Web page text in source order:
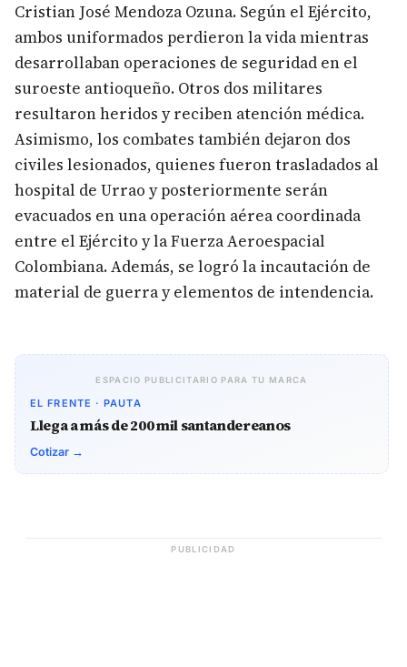
Cristian José Mendoza Ozuna. Según el Ejército,
ambos uniformados perdieron la vida mientras
desarrollaban operaciones de seguridad en el
suroeste antioqueño. Otros dos militares
resultaron heridos y reciben atención médica.
Asimismo, los combates también dejaron dos
civiles lesionados, quienes fueron trasladados al
hospital de Urrao y posteriormente serán
evacuados en una operación aérea coordinada
entre el Ejército y la Fuerza Aeroespacial
Colombiana. Además, se logró la incautación de
material de guerra y elementos de intendencia.
ESPACIO PUBLICITARIO PARA TU MARCA
EL FRENTE · PAUTA
Llega a más de 200 mil santandereanos
Cotizar →
PUBLICIDAD